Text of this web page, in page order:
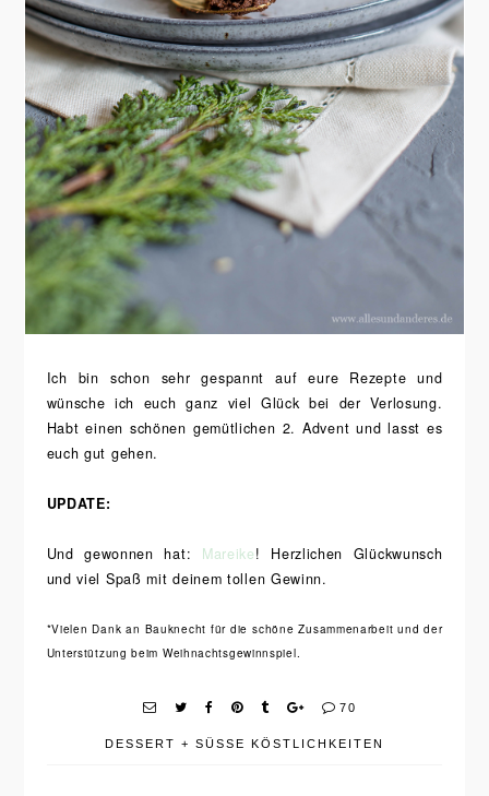
Ich bin schon sehr gespannt auf eure Rezepte und
wünsche ich euch ganz viel Glück bei der Verlosung.
Habt einen schönen gemütlichen 2. Advent und lasst es
euch gut gehen.
UPDATE:
Und gewonnen hat: Mareike! Herzlichen Glückwunsch
und viel Spaß mit deinem tollen Gewinn.
*Vielen Dank an Bauknecht für die schöne Zusammenarbeit und der
Unterstützung beim Weihnachtsgewinnspiel.
70
DESSERT + SÜSSE KÖSTLICHKEITEN